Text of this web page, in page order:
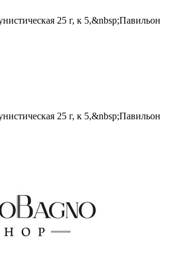
25 г, к 5,&nbsp;Павильон
25 г, к 5,&nbsp;Павильон